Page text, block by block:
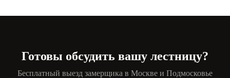
Готовы обсудить вашу лестницу?
Бесплатный выезд замерщика в Москве и Подмосковье